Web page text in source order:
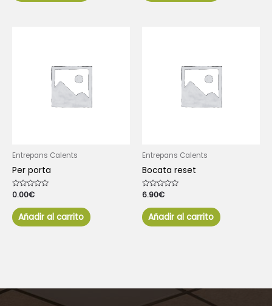
Entrepans Calents
Per porta
Valorado
de
5
0.00€
Añadir al carrito
Entrepans Calents
Bocata reset
Valorado
de
5
6.90€
Añadir al carrito